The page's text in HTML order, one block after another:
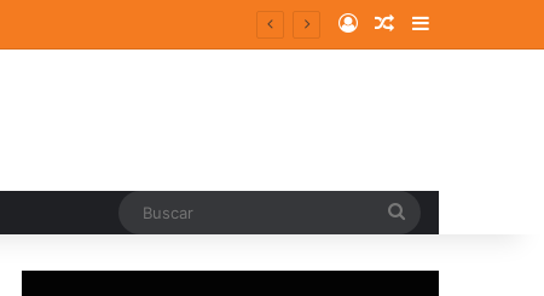
Log InRandom Article
Sidebar